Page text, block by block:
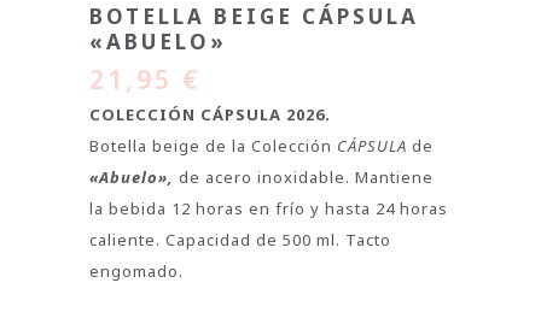
BOTELLA BEIGE CÁPSULA
«ABUELO»
21,95 €
COLECCIÓN CÁPSULA 2026.
Botella beige de la Colección CÁPSULA de
«Abuelo», de acero inoxidable. Mantiene
la bebida 12 horas en frío y hasta 24 horas
caliente. Capacidad de 500 ml. Tacto
engomado.